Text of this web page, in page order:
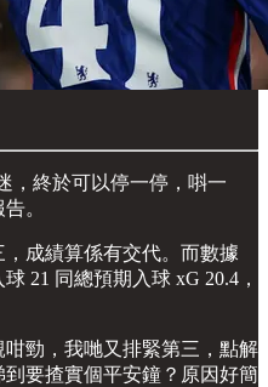
，終於可以停一停，唞一
。
成績算係有交代。而數據
21 同總預期入球 xG 20.4，
勁，我哋又排緊第三，點解
要揸實個平安鐘？原因好簡